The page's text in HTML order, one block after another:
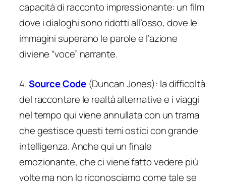
capacità di racconto impressionante: un film
dove i dialoghi sono ridotti all’osso, dove le
immagini superano le parole e l’azione
diviene “voce” narrante.
4.Source Code(Duncan Jones): la difficoltà
del raccontare le realtà alternative e i viaggi
nel tempo qui viene annullata con un trama
che gestisce questi temi ostici con grande
intelligenza. Anche qui un finale
emozionante, che ci viene fatto vedere più
volte ma non lo riconosciamo come tale se